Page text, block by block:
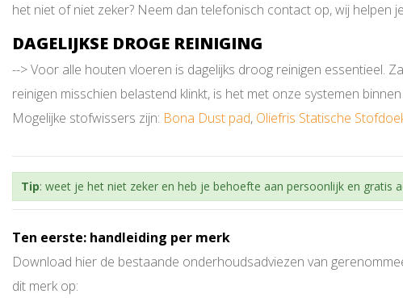
het niet of niet zeker? Neem dan telefonisch contact op, wij helpen
DAGELIJKSE DROGE REINIGING
--> Voor alle houten vloeren is dagelijks droog reinigen essentieel.
reinigen misschien belastend klinkt, is het met onze systemen
Mogelijke stofwissers zijn: Bona Dust pad, Oliefris Statische
Tip: weet je het niet zeker en heb je behoefte aan persoonlijk en gratis
Ten eerste: handleiding per merk
Download hier de bestaande onderhoudsadviezen van
dit merk op: